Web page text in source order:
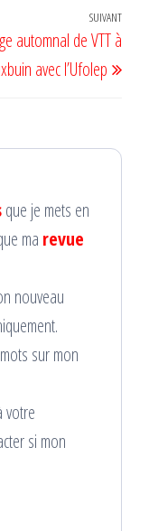
SUIVANT
automnal de VTT à
avec l’Ufolep
que je mets en
ma revue
nouveau
sur mon
votre
si mon